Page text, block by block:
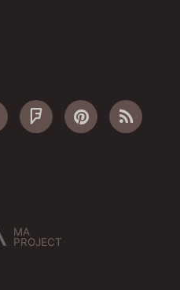
MA
PROJECT